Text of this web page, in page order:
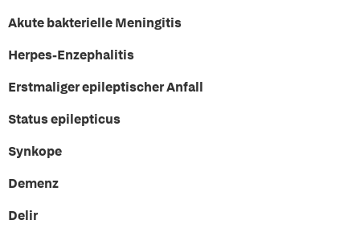
Akute bakterielle Meningitis
Herpes-Enzephalitis
Erstmaliger epileptischer Anfall
Status epilepticus
Synkope
Demenz
Delir